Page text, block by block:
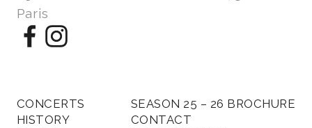
Paris
CONCERTS
HISTORY
SEASON 25 – 26 BROCHURE
CONTACT